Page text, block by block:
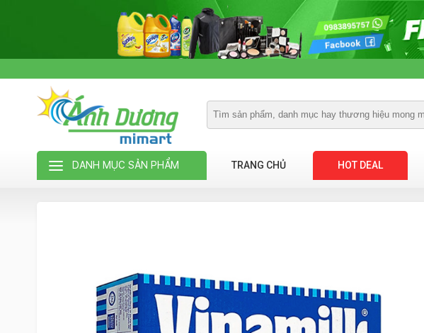
DANH MỤC SẢN PHẨM TRANG CHỦ HOT DEAL